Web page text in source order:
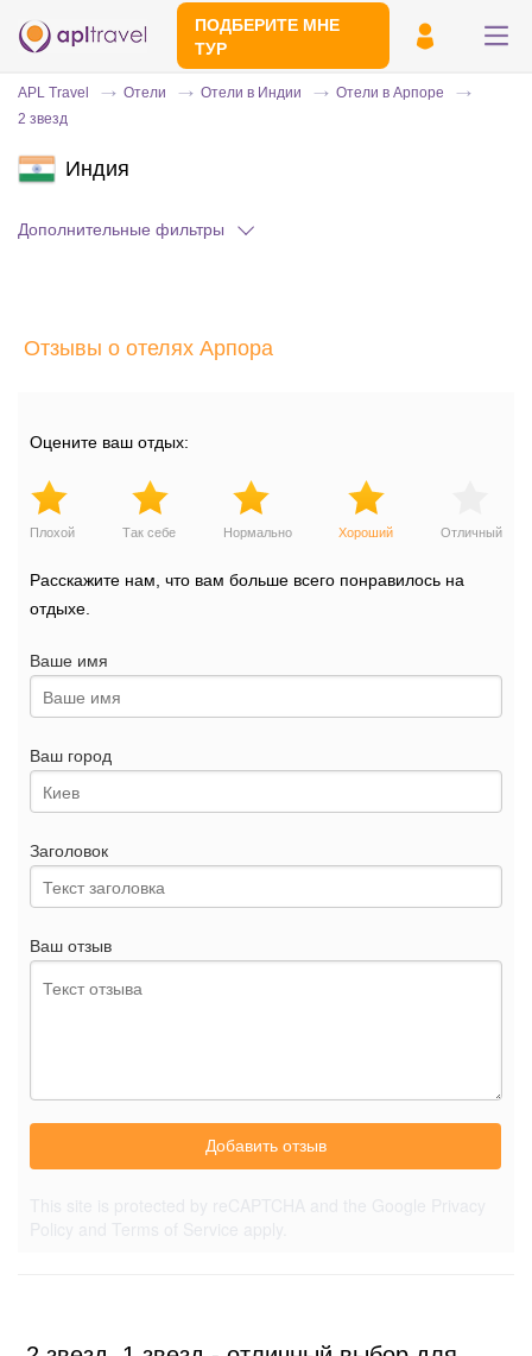
ПОДБЕРИТЕ МНЕ
ТУР
Эксперт свяжется с вами и сделает
APL Travel Отели Отели в Индии
Отели в Арпоре
2 звезд
Индия
Дополнительные фильтры
Отзывы о отелях Арпора
Оцените ваш отдых:
Плохой Так себе Нормально Хороший Отличный
Расскажите нам, что вам больше всего понравилось на
отдыхе.
Ваше имя
Ваш город
Заголовок
Ваш отзыв
Добавить отзыв